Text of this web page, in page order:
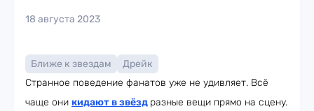
18 августа 2023
Ближе к звездам
Дрейк
Странное поведение фанатов уже не удивляет. Всё
чаще они кидают в звёзд разные вещи прямо на сцену.